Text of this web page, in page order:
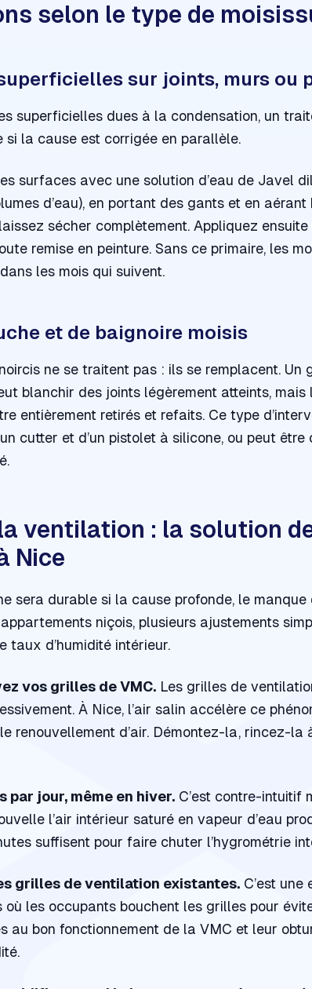
selon le type de
sur joints, murs ou
superficielles dues à la condensation, un
si la cause est corrigée en parallèle.
surfaces avec une solution d’eau de Javel
d’eau), en portant des gants et en
sécher complètement. Appliquez
remise en peinture. Sans ce primaire, les
les mois qui suivent.
et de baignoire moisis
ne se traitent pas : ils se remplacent.
blanchir des joints légèrement atteints,
entièrement retirés et refaits. Ce type
cutter et d’un pistolet à silicone, ou peut
ventilation : la solution
Nice
sera durable si la cause profonde, le manque
niçois, plusieurs ajustements
taux d’humidité intérieur.
vos grilles de VMC. Les grilles de
À Nice, l’air salin accélère ce
renouvellement d’air. Démontez-la, rincez-la
par jour, même en hiver. C’est contre-intuitif
l’air intérieur saturé en vapeur d’eau
suffisent pour faire chuter l’hygrométrie
grilles de ventilation existantes. C’est
où les occupants bouchent les grilles pour
au bon fonctionnement de la VMC et leur